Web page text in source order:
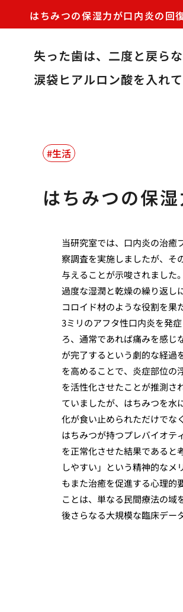
はちみつの保湿力が口内炎の回
失った歯は、二度と戻ら
涙袋ヒアルロン酸を入れて
生活
はちみつの保
当研究室では、口内炎の治癒
察調査を実施しましたが、そ
与えることが示唆されました
過度な湿潤と乾燥の繰り返し
コロイド材のような役割を果
3ミリのアフタ性口内炎を発
ろ、通常であれば痛みを感じ
が完了するという劇的な経過
を高めることで、炎症部位の
を活性化させたことが推測さ
ていましたが、はちみつを水
化が食い止められただけでな
はちみつが持つプレバイオテ
を正常化させた結果であると
しやすい」という精神的なメ
もまた治癒を促進する心理的
ことは、単なる民間療法の域
後さらなる大規模な臨床デー